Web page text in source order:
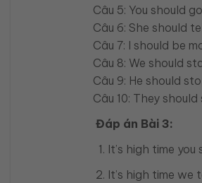
Câu 5: You should
Câu 6: She should
Câu 7: I should be
Câu 8: We should
Câu 9: He should
Câu 10: They
Đáp án Bài 3:
It’s high time
It’s high time